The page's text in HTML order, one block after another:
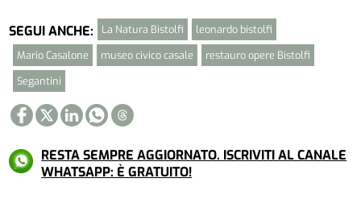
SEGUI ANCHE: La Natura Bistolfi
leonardo bistolfi
Mario Casalone
museo civico casale
restauro opere Bistolfi
Segantini
RESTA SEMPRE AGGIORNATO. ISCRIVITI AL CANALE
WHATSAPP: È GRATUITO!